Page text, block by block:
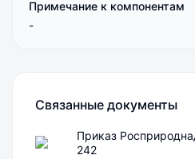
Примечание к компонентам
-
Связанные документы
Приказ
242